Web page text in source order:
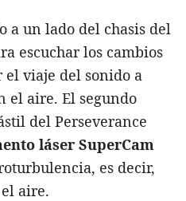
a un lado del chasis del
escuchar los cambios
el viaje del sonido a
el aire. El segundo
del Perseverance
láser SuperCam
es decir,
aire.